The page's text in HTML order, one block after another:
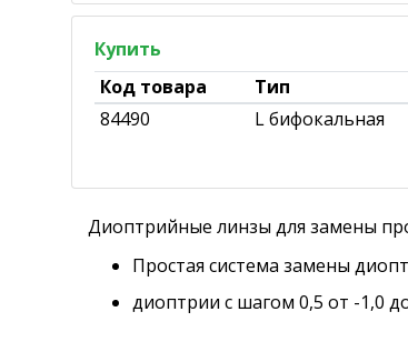
Купить
Код товара
Тип
84490
L бифокальная
Диоптрийные линзы для замены
Простая система замены
диоптрии с шагом 0,5 от -1,0